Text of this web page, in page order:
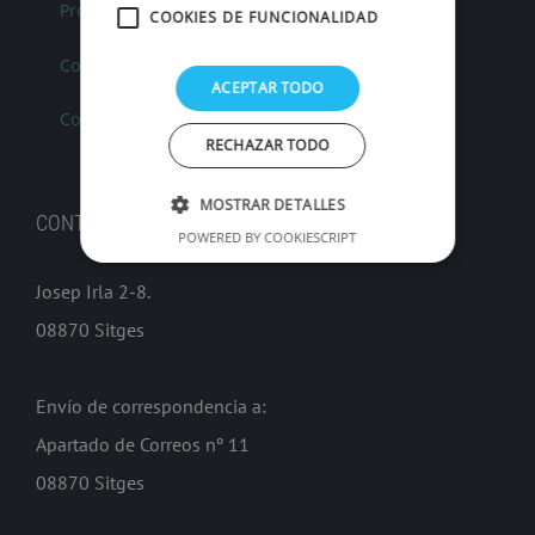
Productos
Condiciones generales de venta
Contacto FMK
CONTACTO
Josep Irla 2-8.
08870 Sitges
Envío de correspondencia a:
Apartado de Correos nº 11
08870 Sitges
COOKIES DE FUNCIONALIDAD
ACEPTAR TODO
RECHAZAR TODO
MOSTRAR DETALLES
POWERED BY COOKIESCRIPT